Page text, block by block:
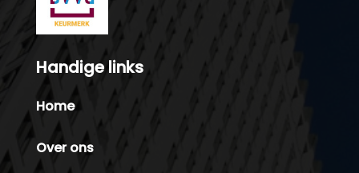
Handige links
Home
Over ons